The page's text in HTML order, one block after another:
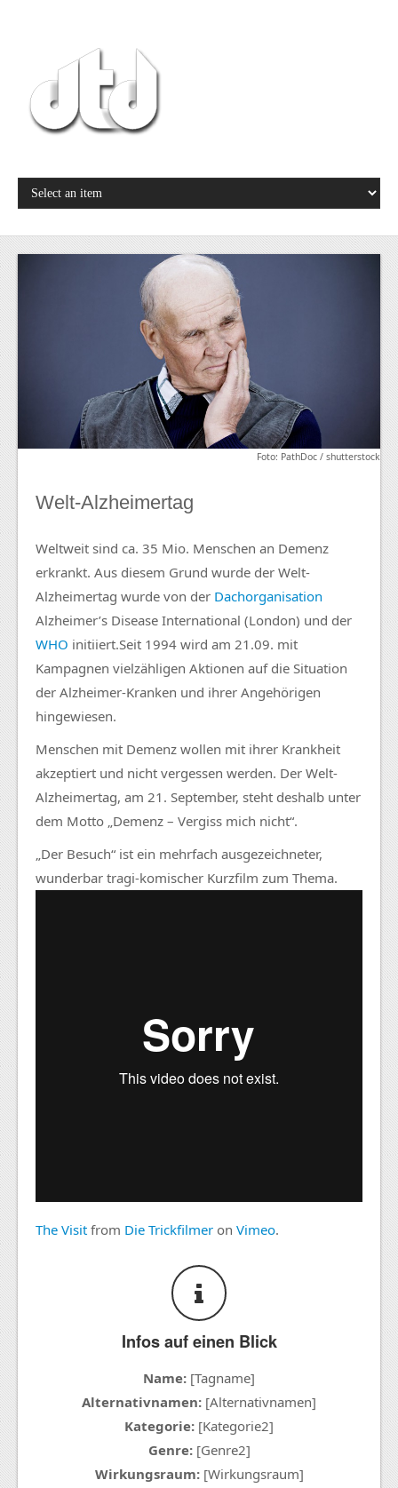
Foto: PathDoc / shutterstock
Welt-Alzheimertag
Weltweit sind ca. 35 Mio. Menschen an Demenz
erkrankt. Aus diesem Grund wurde der Welt-
Alzheimertag wurde von der Dachorganisation
Alzheimer’s Disease International (London) und der
WHO initiiert.Seit 1994 wird am 21.09. mit
Kampagnen vielzähligen Aktionen auf die Situation
der Alzheimer-Kranken und ihrer Angehörigen
hingewiesen.
Menschen mit Demenz wollen mit ihrer Krankheit
akzeptiert und nicht vergessen werden. Der Welt-
Alzheimertag, am 21. September, steht deshalb unter
dem Motto „Demenz – Vergiss mich nicht“.
„Der Besuch“ ist ein mehrfach ausgezeichneter,
wunderbar tragi-komischer Kurzfilm zum Thema.
The Visit from Die Trickfilmer on Vimeo.
Infos auf einen Blick
Name: [Tagname]
Alternativnamen: [Alternativnamen]
Kategorie: [Kategorie2]
Genre:[Genre2]
Wirkungsraum:[Wirkungsraum]